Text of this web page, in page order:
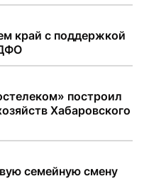
край с поддержкой
построил
Хабаровского
семейную смену